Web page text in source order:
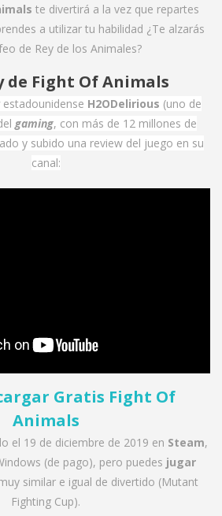
te divertirá a la vez que repartes
a utilizar tu habilidad ¿Te alzarás
de Rey de los Animales?
de Fight Of Animals
estadounidense H2ODelirious (uno de
gaming, con más de 12 millones de
y subido una review del juego en su
canal:
Gratis Fight Of
Animals
el 19 de diciembre de 2019 en Steam,
(de pago), pero puedes jugar
similar e igual de divertido (Mutant
Fighting Cup).